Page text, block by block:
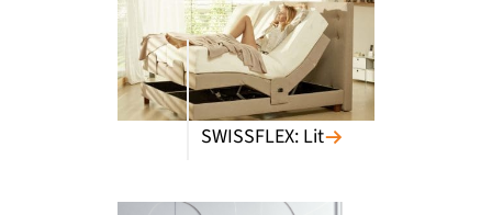
SWISSFLEX: Lit